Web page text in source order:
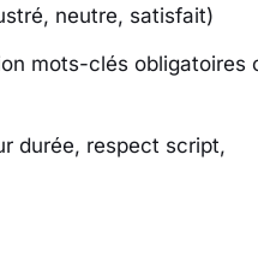
neutre, satisfait)
mots-clés obligatoires
durée, respect script,